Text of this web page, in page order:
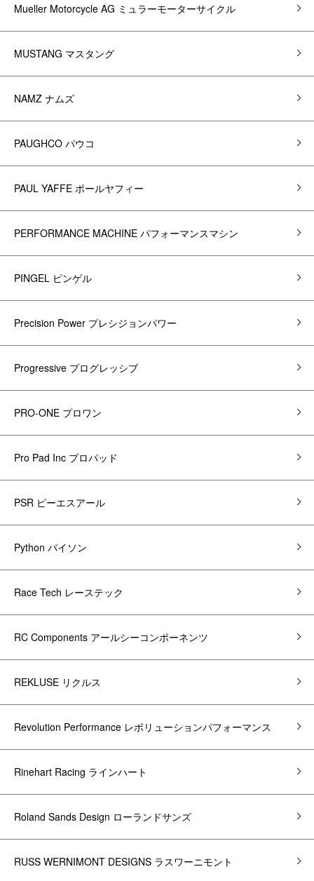
Mueller Motorcycle AG ミュラーモーターサイクル
MUSTANG マスタング
NAMZ ナムズ
PAUGHCO パウコ
PAUL YAFFE ポールヤフィー
PERFORMANCE MACHINE パフォーマンスマシン
PINGEL ピンゲル
Precision Power プレシジョンパワー
Progressive プログレッシブ
PRO-ONE プロワン
Pro Pad Inc プロパッド
PSR ピーエスアール
Python パイソン
Race Tech レーステック
RC Components アールシーコンポーネンツ
REKLUSE リクルス
Revolution Performance レボリューションパフォーマンス
Rinehart Racing ラインハート
Roland Sands Design ローランドサンズ
RUSS WERNIMONT DESIGNS ラスワーニモント